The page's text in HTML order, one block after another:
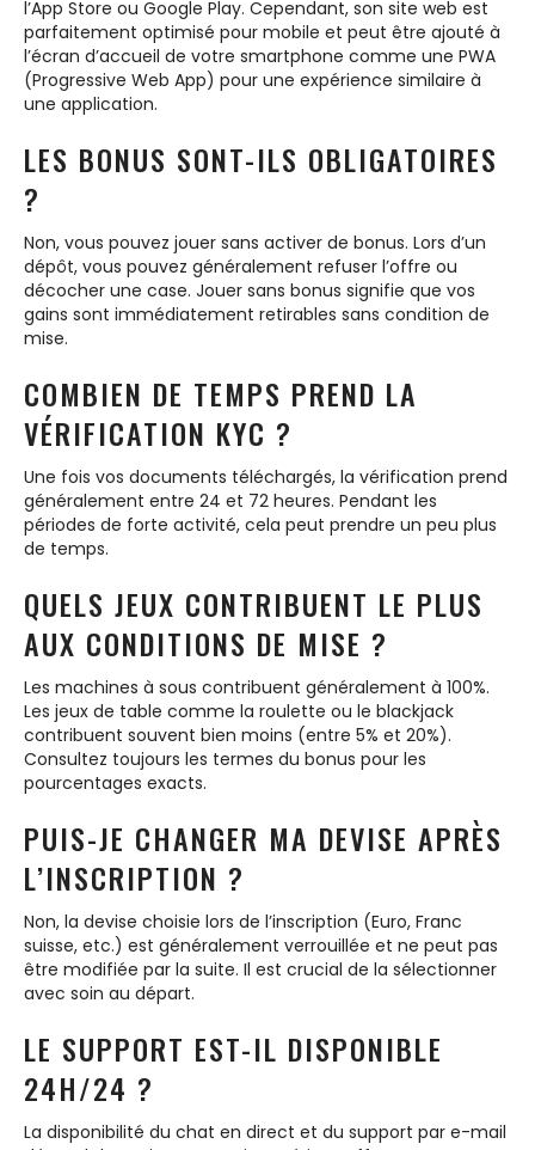
l’App Store ou Google Play. Cependant, son site web est
parfaitement optimisé pour mobile et peut être ajouté à
l’écran d’accueil de votre smartphone comme une PWA
(Progressive Web App) pour une expérience similaire à
une application.
LES BONUS SONT-ILS OBLIGATOIRES
?
Non, vous pouvez jouer sans activer de bonus. Lors d’un
dépôt, vous pouvez généralement refuser l’offre ou
décocher une case. Jouer sans bonus signifie que vos
gains sont immédiatement retirables sans condition de
mise.
COMBIEN DE TEMPS PREND LA
VÉRIFICATION KYC ?
Une fois vos documents téléchargés, la vérification prend
généralement entre 24 et 72 heures. Pendant les
périodes de forte activité, cela peut prendre un peu plus
de temps.
QUELS JEUX CONTRIBUENT LE PLUS
AUX CONDITIONS DE MISE ?
Les machines à sous contribuent généralement à 100%.
Les jeux de table comme la roulette ou le blackjack
contribuent souvent bien moins (entre 5% et 20%).
Consultez toujours les termes du bonus pour les
pourcentages exacts.
PUIS-JE CHANGER MA DEVISE APRÈS
L’INSCRIPTION ?
Non, la devise choisie lors de l’inscription (Euro, Franc
suisse, etc.) est généralement verrouillée et ne peut pas
être modifiée par la suite. Il est crucial de la sélectionner
avec soin au départ.
LE SUPPORT EST-IL DISPONIBLE
24H/24 ?
La disponibilité du chat en direct et du support par e-mail